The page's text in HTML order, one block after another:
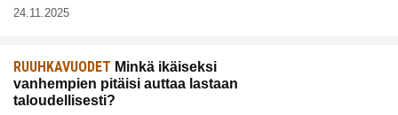
24.11.2025
RUUHKAVUODET Minkä ikäiseksi
vanhempien pitäisi auttaa lastaan
taloudellisesti?